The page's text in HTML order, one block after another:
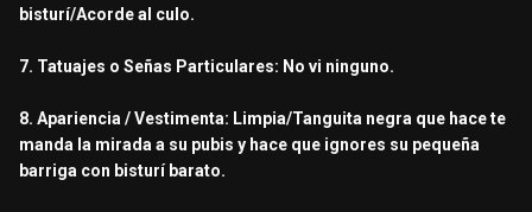
bisturí/Acorde al culo.
7. Tatuajes o Señas Particulares: No vi ninguno.
8. Apariencia / Vestimenta: Limpia/Tanguita negra que hace te
manda la mirada a su pubis y hace que ignores su pequeña
barriga con bisturí barato.